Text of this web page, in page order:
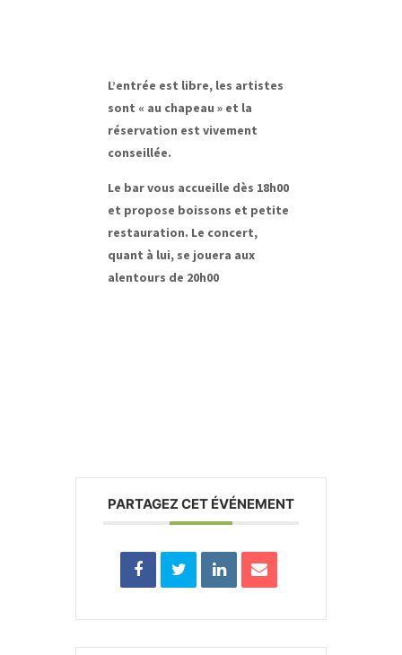
L’entrée est libre, les artistes
sont « au chapeau » et la
réservation est vivement
conseillée.
Le bar vous accueille dès 18h00
et propose boissons et petite
restauration. Le concert,
quant à lui, se jouera aux
alentours de 20h00
PARTAGEZ CET ÉVÉNEMENT